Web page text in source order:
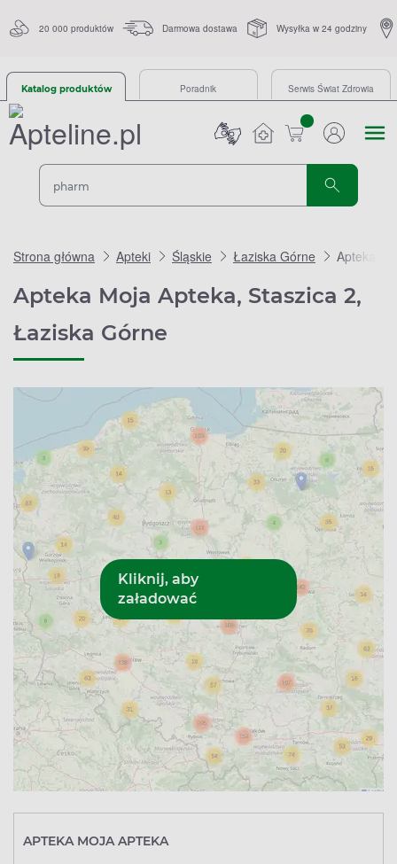
20 000 produktów Darmowa dostawa Wysyłka w 24 godziny
Katalog produktów Poradnik Serwis Świat Zdrowia
sztuk
Strona główna Apteki Śląskie Łaziska Górne Apteka
Apteka Moja Apteka, Staszica 2,
Łaziska Górne
APTEKA MOJA APTEKA